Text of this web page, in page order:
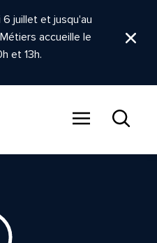
juillet et jusqu'au
accueille le
et 13h.